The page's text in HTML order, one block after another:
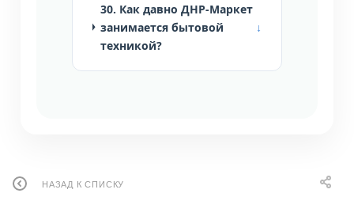
30. Как давно ДНР-Маркет
занимается бытовой
техникой?
НАЗАД К СПИСКУ